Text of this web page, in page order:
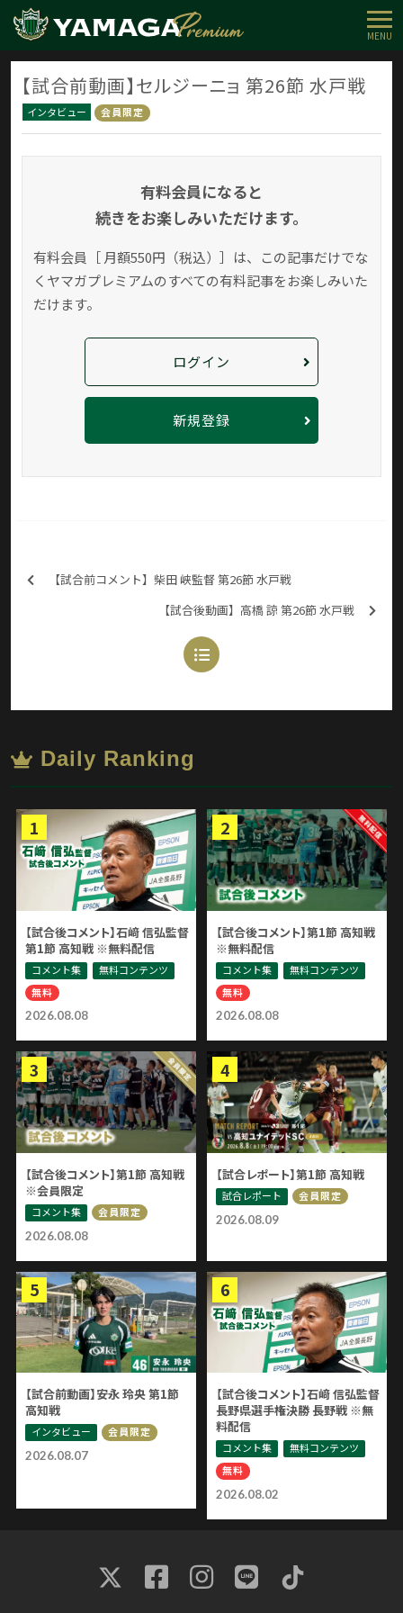
MENU
【試合前動画】セルジーニョ 第26節 水戸戦
インタビュー 会員限定
有料会員になると
続きをお楽しみいただけます。
有料会員［ 月額550円（税込）］は、この記事だけでな
く ヤマガプレミアムのすべての有料記事をお楽しみいた
だけます。
ログイン
新規登録
【試合前コメント】柴田 峡監督 第26節 水戸戦
【試合後動画】高橋 諒 第26節 水戸戦
Daily Ranking
2026.08.08
【試合後コメント】石﨑 信弘監督
第1節 高知戦 ※無料配信
コメント集
無料コンテンツ
無料
2026.08.08
【試合後コメント】第1節 高知戦
※無料配信
コメント集
無料コンテンツ
無料
2026.08.08
【試合後コメント】第1節 高知戦
※会員限定
コメント集 会員限定
2026.08.09
【試合レポート】第1節 高知戦
試合レポート 会員限定
2026.08.07
【試合前動画】安永 玲央 第1節
高知戦
インタビュー 会員限定
2026.08.02
【試合後コメント】石﨑 信弘監督
長野県選手権決勝 長野戦 ※無
料配信
コメント集
無料コンテンツ
無料